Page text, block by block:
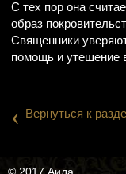
С тех пор она
образ
Священники
помощь и утешение
‹ Вернуться к